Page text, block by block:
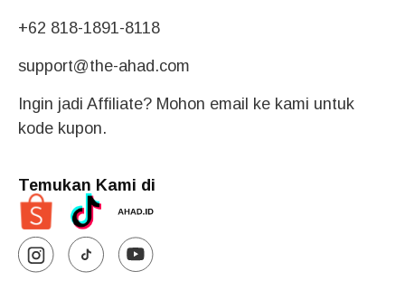
+62 818-1891-8118
support@the-ahad.com
Ingin jadi Affiliate? Mohon email ke kami untuk
kode kupon.
Temukan Kami di